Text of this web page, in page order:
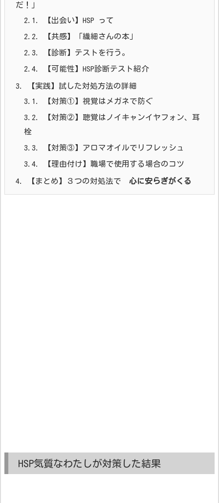
だ！」
2.1.
【出会い】HSP って
2.2. 【共感】「繊細さんの本」
2.3. 【診断】テストを行う。
2.4. 【可能性】HSP診断テスト紹介
3.
【実践】試した対処方法の詳細
3.1.
【対策①】視覚はメガネで防ぐ
3.2.
【対策②】聴覚はノイキャンイヤフォン、耳
栓
3.3. 【対策③】アロマオイルでリフレッシュ
3.4. 【理由付け】職場で使用する場合のコツ
4. 【まとめ】３つの対処法で 心に安らぎがくる
HSP気質なわたしが対策した結果